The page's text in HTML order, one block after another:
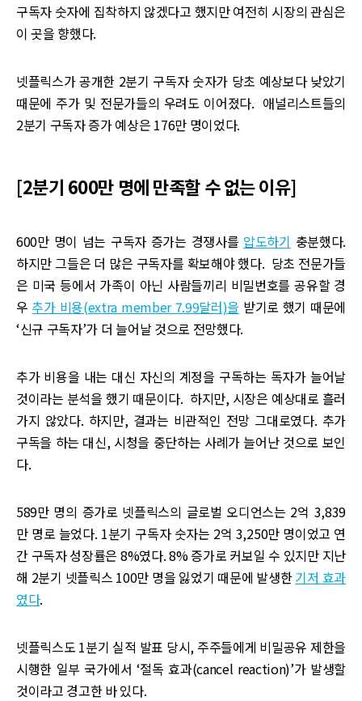
구독자 숫자에 집착하지 않겠다고 했지만 여전히 시장의 관심은
이 곳을 향했다.
넷플릭스가 공개한 2분기 구독자 숫자가 당초 예상보다 낮았기
때문에 주가 및 전문가들의 우려도 이어졌다. 애널리스트들의
2분기 구독자 증가 예상은 176만 명이었다.
[2분기 600만 명에 만족할 수 없는 이유]
600만 명이 넘는 구독자 증가는 경쟁사를 압도하기 충분했다.
하지만 그들은 더 많은 구독자를 확보해야 했다. 당초 전문가들
은 미국 등에서 가족이 아닌 사람들끼리 비밀번호를 공유할 경
우 추가 비용(extra member 7.99달러)을 받기로 했기 때문에
‘신규 구독자’가 더 늘어날 것으로 전망했다.
추가 비용을 내는 대신 자신의 계정을 구독하는 독자가 늘어날
것이라는 분석을 했기 때문이다. 하지만, 시장은 예상대로 흘러
가지 않았다. 하지만, 결과는 비관적인 전망 그대로였다. 추가
구독을 하는 대신, 시청을 중단하는 사례가 늘어난 것으로 보인
다.
589만 명의 증가로 넷플릭스의 글로벌 오디언스는 2억 3,839
만 명로 늘었다. 1분기 구독자 숫자는 2억 3,250만 명이었고 연
간 구독자 성장률은 8%였다. 8% 증가로 커보일 수 있지만 지난
해 2분기 넷플릭스 100만 명을 잃었기 때문에 발생한기저 효과
였다.
넷플릭스도 1분기 실적 발표 당시, 주주들에게 비밀공유 제한을
시행한 일부 국가에서 ‘절독 효과(cancel reaction)’가 발생할
것이라고 경고한 바 있다.